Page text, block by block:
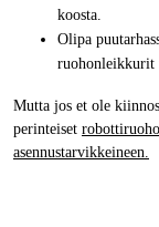
koosta.
Olipa
ruohonleikkurit
Mutta jos et ole
perinteiset
asennustarvikkeineen.